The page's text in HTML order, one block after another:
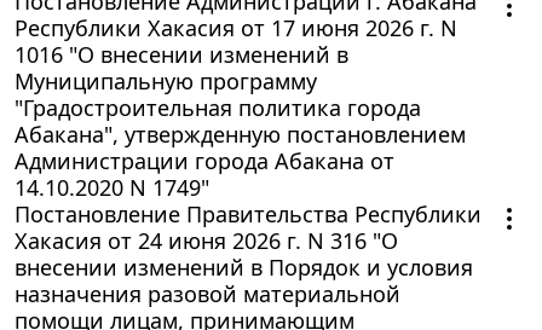
Республики Хакасия от 17 июня 2026 г. N
1016 "О внесении изменений в
Муниципальную программу
"Градостроительная политика города
Абакана", утвержденную постановлением
Администрации города Абакана от
14.10.2020 N 1749"
Постановление Правительства Республики
Хакасия от 24 июня 2026 г. N 316 "О
внесении изменений в Порядок и условия
назначения разовой материальной
помощи лицам, принимающим